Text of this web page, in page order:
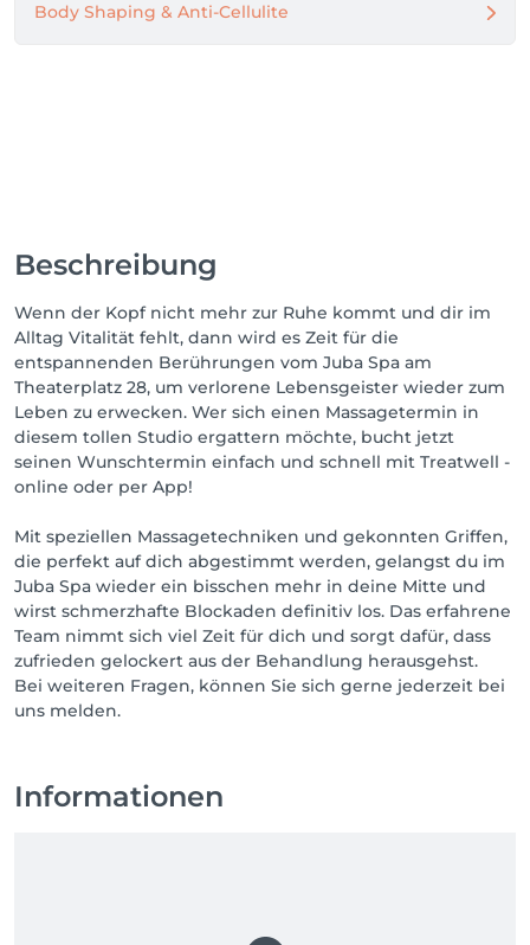
Body Shaping & Anti-Cellulite
Beschreibung
Wenn der Kopf nicht mehr zur Ruhe kommt und dir im
Alltag Vitalität fehlt, dann wird es Zeit für die
entspannenden Berührungen vom Juba Spa am
Theaterplatz 28, um verlorene Lebensgeister wieder zum
Leben zu erwecken. Wer sich einen Massagetermin in
diesem tollen Studio ergattern möchte, bucht jetzt
seinen Wunschtermin einfach und schnell mit Treatwell -
online oder per App!
Mit speziellen Massagetechniken und gekonnten Griffen,
die perfekt auf dich abgestimmt werden, gelangst du im
Juba Spa wieder ein bisschen mehr in deine Mitte und
wirst schmerzhafte Blockaden definitiv los. Das erfahrene
Team nimmt sich viel Zeit für dich und sorgt dafür, dass
zufrieden gelockert aus der Behandlung herausgehst.
Bei weiteren Fragen, können Sie sich gerne jederzeit bei
uns melden.
Informationen